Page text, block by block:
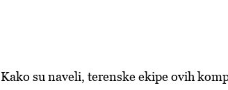
Kako su naveli, terenske ekipe ovih